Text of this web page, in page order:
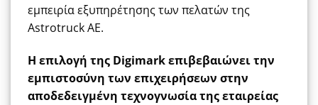
εμπειρία εξυπηρέτησης των πελατών της
Astrotruck AE.
Η επιλογή της Digimark επιβεβαιώνει την
εμπιστοσύνη των επιχειρήσεων στην
αποδεδειγμένη τεχνογνωσία της εταιρείας